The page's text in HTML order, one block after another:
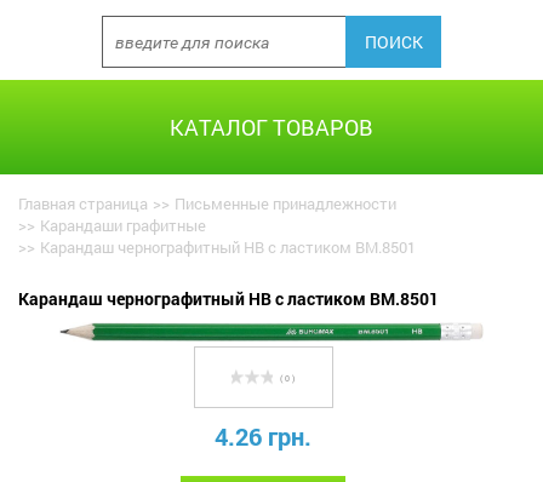
КАТАЛОГ ТОВАРОВ
Главная страница >> Письменные принадлежности
>> Карандаши графитные
>> Карандаш чернографитный НВ с ластиком BM.8501
Карандаш чернографитный НВ с ластиком BM.8501
( 0 )
4.26 грн.